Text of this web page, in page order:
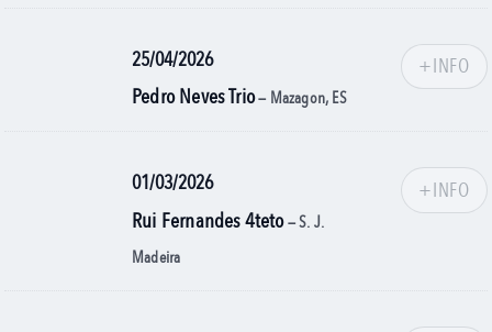
25/04/2026
Pedro Neves Trio— Mazagon, ES
+INFO
01/03/2026
Rui Fernandes 4teto— S. J.
Madeira
+INFO